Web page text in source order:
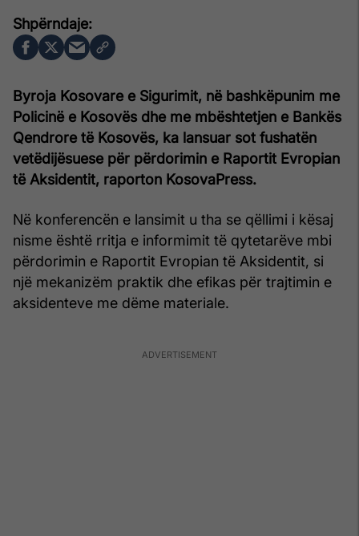
Byroja Kosovare e Sigurimit, në bashkëpunim me
Policinë e Kosovës dhe me mbështetjen e Bankës
Qendrore të Kosovës, ka lansuar sot fushatën
vetëdijësuese për përdorimin e Raportit Evropian
të Aksidentit, raporton KosovaPress.
Në konferencën e lansimit u tha se qëllimi i kësaj
nisme është rritja e informimit të qytetarëve mbi
përdorimin e Raportit Evropian të Aksidentit, si
një mekanizëm praktik dhe efikas për trajtimin e
aksidenteve me dëme materiale.